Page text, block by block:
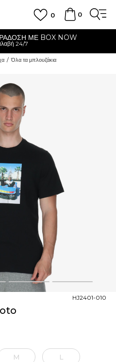
0
0
ΜΕ BOX NOW
24/7
Όλα τα μπλουζάκια
3 4
HJ2401-010
M L